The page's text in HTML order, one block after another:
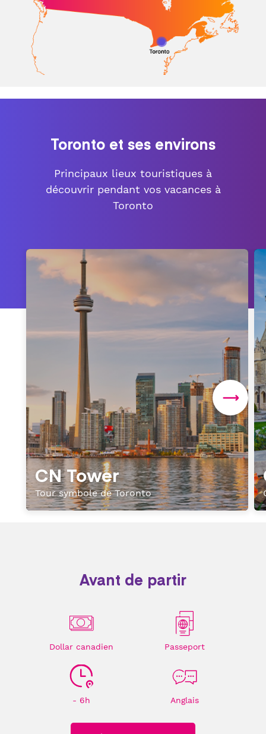
Toronto et ses environs
Principaux lieux touristiques à
découvrir pendant vos vacances à
Toronto
CN Tower
Tour symbole de Toronto
Avant de partir
Dollar canadien Passeport
- 6h Anglais